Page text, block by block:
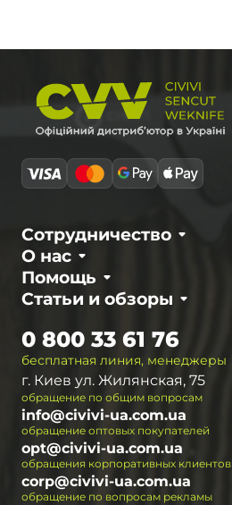
О нас
Сотрудничество
Статьи и обзоры
Помощь
бесплатная линия, менеджеры
0 800 33 61 76
г. Киев ул. Жилянская, 75
обращение по общим вопросам
info@civivi-ua.com.ua
обращение оптовых покупателей
opt@civivi-ua.com.ua
обращения корпоративных клиентов
corp@civivi-ua.com.ua
обращение по вопросам рекламы